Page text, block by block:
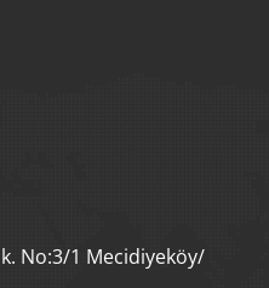
No:3/1 Mecidiyeköy/